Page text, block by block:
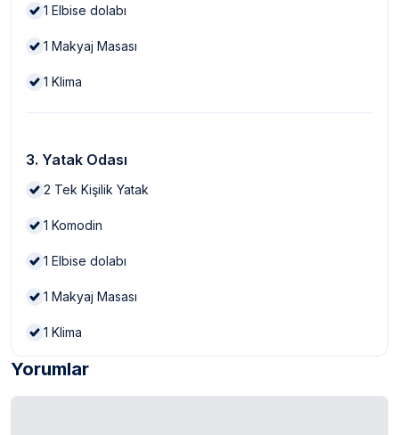
1 Elbise dolabı
1 Makyaj Masası
1 Klima
3. Yatak Odası
2 Tek Kişilik Yatak
1 Komodin
1 Elbise dolabı
1 Makyaj Masası
1 Klima
Yorumlar